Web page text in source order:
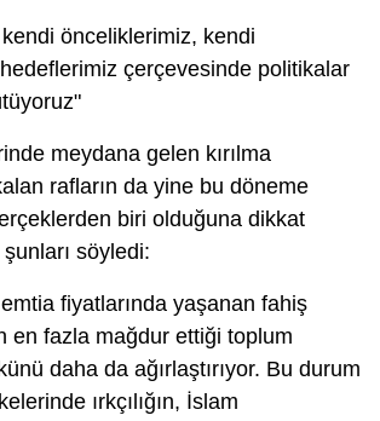
önceliklerimiz, kendi
hedeflerimiz çerçevesinde politikalar
meydana gelen kırılma
rafların da yine bu döneme
biri olduğuna dikkat
söyledi:
fiyatlarında yaşanan fahiş
en fazla mağdur ettiği toplum
daha da ağırlaştırıyor. Bu durum
ırkçılığın, İslam